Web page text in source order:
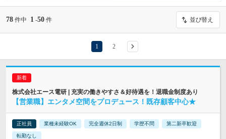
78 件中 1 -50 件 並び替え
1 2
株式会社エース電研 | 充実の働きやすさ＆好待遇を！退職金制度あり
【営業職】エンタメ空間をプロデュース！既存顧客中心★
正社員 業種未経験OK 完全週休2日制 学歴不問 第二新卒歓迎
転勤なし